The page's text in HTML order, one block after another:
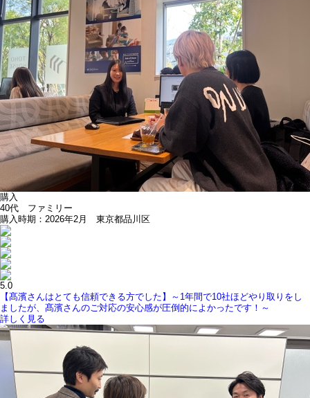
購入
40代 ファミリー
購入時期：2026年2月 東京都品川区
5.0
【髙濱さんはとても信頼できる方でした】～1年間で10社ほどやり取りをし
ましたが、髙濱さんのご対応の安心感が圧倒的によかったです！～
詳しく見る